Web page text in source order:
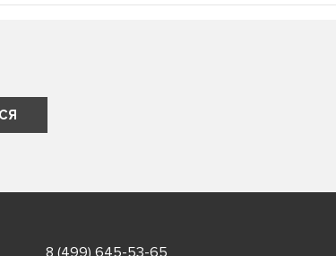
8 (499) 645-53-65